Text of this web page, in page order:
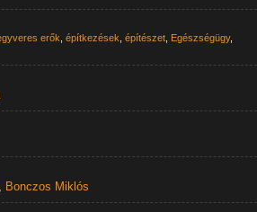
erők ,építkezések ,építészet Egészségügy,
, Bonczos Miklós